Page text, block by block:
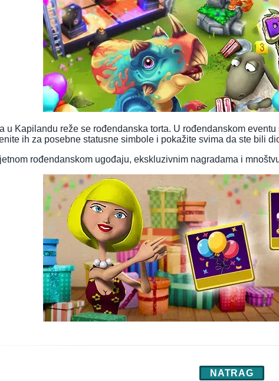
u Kapilandu reže se rođendanska torta. U rođendanskom
ih za posebne statusne simbole i pokažite svima da ste bili
rođendanskom ugođaju, ekskluzivnim nagradama i
NATRAG